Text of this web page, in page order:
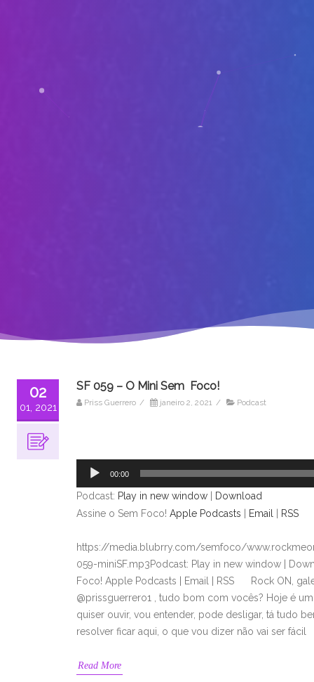
02
01, 2021
SF 059 – O Mini Sem Foco!
Priss Guerrero / janeiro 2, 2021 / Podcast
áudio
00:00
Podcast: Play in new window
Download
Assine o Sem Foco! Apple Podcasts Email RSS
https://media.blubrry.com/semfoco/
059-miniSF.mp3Podcast: Play in new window |
Foco! Apple Podcasts | Email | RSS Rock ON,
@prissguerrero1 , tudo bom com vocês? Hoje é
quiser ouvir, vou entender, pode desligar, tá tudo
resolver ficar aqui, o que vou dizer não vai ser fácil
Read More